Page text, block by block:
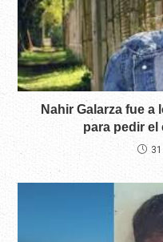
Nahir Galarza fue
para pedir el